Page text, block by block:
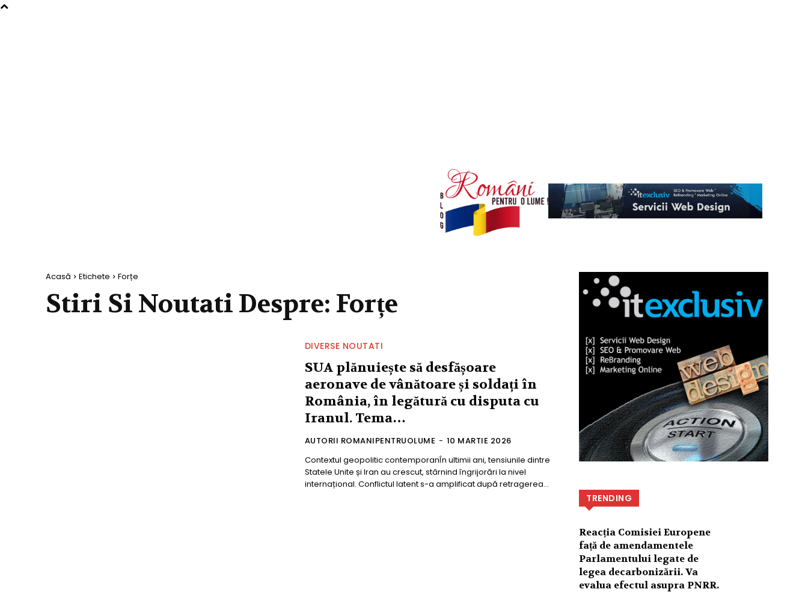
Acasă Etichete Forțe
Stiri Si Noutati Despre: Forțe
DIVERSE NOUTATI
SUA plănuiește să desfășoare
aeronave de vânătoare și soldați în
România, în legătură cu disputa cu
Iranul. Tema…
AUTORII ROMANIPENTRUOLUME - 10 MARTIE 2026
Contextul geopolitic contemporanÎn ultimii ani, tensiunile dintre
Statele Unite și Iran au crescut, stârnind îngrijorări la nivel
internațional. Conflictul latent s-a amplificat după retragerea...
TRENDING
Reacția Comisiei Europene
față de amendamentele
Parlamentului legate de
legea decarbonizării. Va
evalua efectul asupra PNRR.